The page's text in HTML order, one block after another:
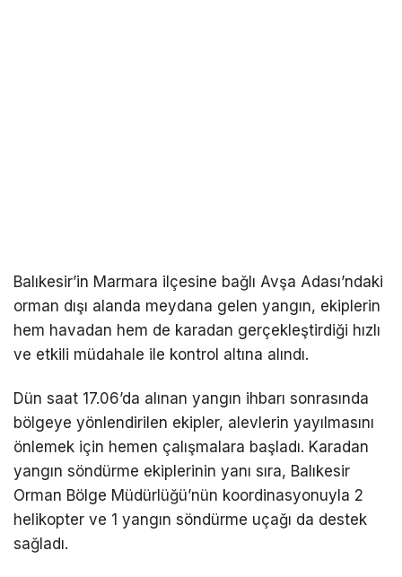
Balıkesir’in Marmara ilçesine bağlı Avşa Adası’ndaki
orman dışı alanda meydana gelen yangın, ekiplerin
hem havadan hem de karadan gerçekleştirdiği hızlı
ve etkili müdahale ile kontrol altına alındı.
Dün saat 17.06’da alınan yangın ihbarı sonrasında
bölgeye yönlendirilen ekipler, alevlerin yayılmasını
önlemek için hemen çalışmalara başladı. Karadan
yangın söndürme ekiplerinin yanı sıra, Balıkesir
Orman Bölge Müdürlüğü’nün koordinasyonuyla 2
helikopter ve 1 yangın söndürme uçağı da destek
sağladı.